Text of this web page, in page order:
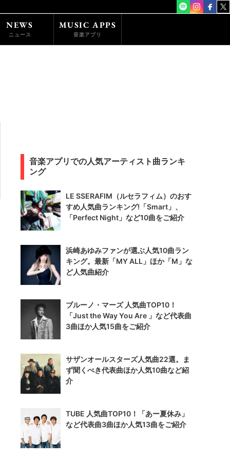
NEWS
ニュース
MUSIC APPS
音楽アプリ
音楽アプリでの人気アーティスト曲ランキ
ング
LE SSERAFIM（ルセラフィム）のおす
すめ人気曲ランキング!「Smart」、
「Perfect Night」など10曲をご紹介
浜崎あゆみファンが選ぶ人気10曲ラン
キング。最新「MY ALL」ほか「M」な
ど人気曲紹介
ブルーノ・マーズ 人気曲TOP10！
「Just the Way You Are 」など代表曲
3曲ほか人気15曲をご紹介
サザンオールスターズ人気曲22選。ま
ず聞くべき代表曲ほか人気10曲など紹
介
TUBE 人気曲TOP10！「あー夏休み」
など代表曲3曲ほか人気13曲をご紹介